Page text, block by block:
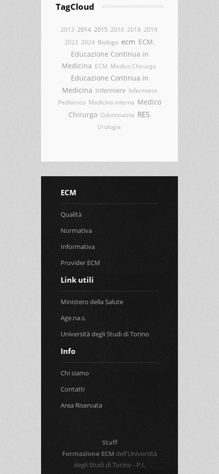
TagCloud
2013 2014 2015 2016 2018 2019
2023 2024 Biologo ecm ECM.
Educazione Continua in
Medicina ECM. Medico Chirurgo
Educazione Continua in
Medicina Infermiere Infermiere
Pediatrico Medicina interna Medico
Chirurgo Odontoiatria RES
Urologia
ECM
Qualità
Normativa
Informativa
Provider ECM
Link utili
Ministero della Salute
Age.na.s.
Università degli Studi di Torino
Info
Chi siamo
Contatti
Area Riservata
Staff
Formazione ECM dell'Università
degli Studi di Torino - P.I.